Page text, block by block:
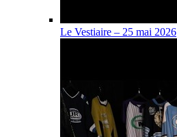
Le Vestiaire – 25 mai 2026